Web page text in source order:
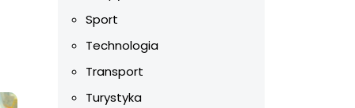
Sport
Technologia
Transport
Turystyka